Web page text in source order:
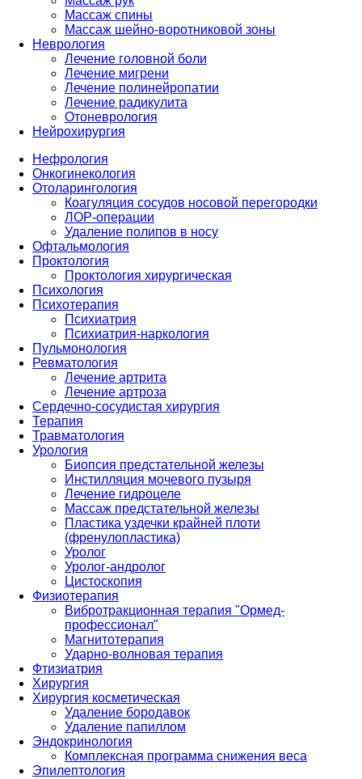
Массаж спины
Массаж шейно-воротниковой зоны
Неврология
Лечение головной боли
Лечение мигрени
Лечение полинейропатии
Лечение радикулита
Отоневрология
Нейрохирургия
Нефрология
Онкогинекология
Отоларингология
Коагуляция сосудов носовой перегородки
ЛОР-операции
Удаление полипов в носу
Офтальмология
Проктология
Проктология хирургическая
Психология
Психотерапия
Психиатрия
Психиатрия-наркология
Пульмонология
Ревматология
Лечение артрита
Лечение артроза
Сердечно-сосудистая хирургия
Терапия
Травматология
Урология
Биопсия предстательной железы
Инстилляция мочевого пузыря
Лечение гидроцеле
Массаж предстательной железы
Пластика уздечки крайней плоти
(френулопластика)
Уролог
Уролог-андролог
Цистоскопия
Физиотерапия
Вибротракционная терапия "Ормед-
профессионал"
Магнитотерапия
Ударно-волновая терапия
Фтизиатрия
Хирургия
Хирургия косметическая
Удаление бородавок
Удаление папиллом
Эндокринология
Комплексная программа снижения веса
Эпилептология